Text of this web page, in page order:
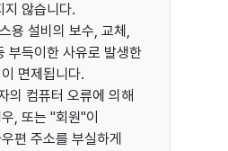
지 않습니다.
용 설비의 보수, 교체,
부득이한 사유로 발생한
면제됩니다.
의 컴퓨터 오류에 의해
, 또는 "회원"이
편 주소를 부실하게